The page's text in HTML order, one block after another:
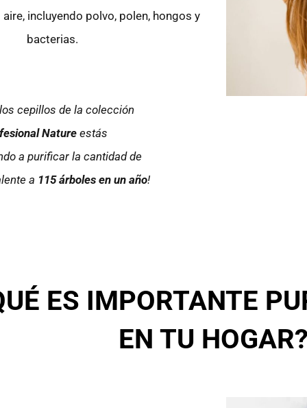
incluyendo polvo, polen, hongos y
bacterias.
cepillos de la colección
Natureestás
a purificar la cantidad de
a 115 árboles en un año!
ES IMPORTANTE
EN TU